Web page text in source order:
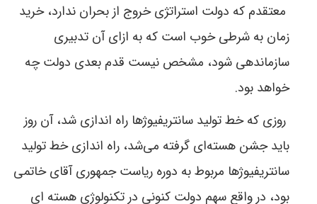
معتقدم که دولت استراتژی خروج از بحران ندارد، خرید
زمان به شرطی خوب است که به ازای آن تدبیری
سازماندهی شود، مشخص نیست قدم بعدی دولت چه
خواهد بود.
روزی که خط تولید سانتريفیوژها راه اندازی شد، آن روز
باید جشن هسته‌ای گرفته می‌شد، راه اندازی خط تولید
سانتريفیوژها مربوط به دوره ریاست جمهوری آقای خاتمی
بود، در واقع سهم دولت کنونی در تکنولوژی هسته ای